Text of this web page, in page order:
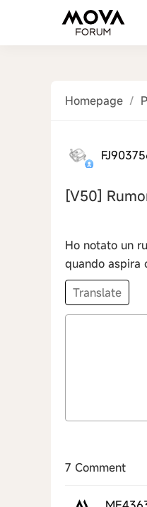
Homepage /
[V50]
Ho notato un
quando aspira
Translate
7 Comment